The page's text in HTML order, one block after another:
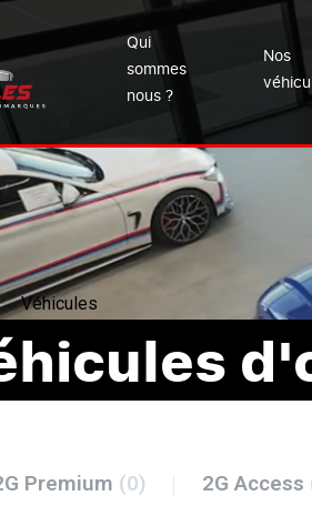
Qui
sommes
nous ?
Nos
Véhicules
Premium (0) 2G Access